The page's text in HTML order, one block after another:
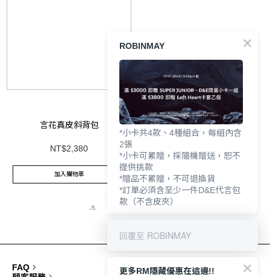
言花真皮斜背包
NT$2,380
加入購物車
FAQ
ROBINMAY
*小卡共4款、4種組合，每組內含
2張
*小卡可累贈，採隨機贈送，恕不
提供挑款
*贈品不累贈，不可退換貨
*訂單必須含至少一件D&E代言包
款（不含皮夾）
回覆至 ROBINMAY
更多RM隱藏優惠在這邊!!